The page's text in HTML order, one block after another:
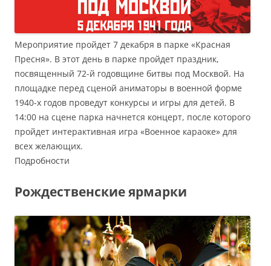
Мероприятие пройдет 7 декабря в парке «Красная
Пресня». В этот день в парке пройдет праздник,
посвященный 72-й годовщине битвы под Москвой. На
площадке перед сценой аниматоры в военной форме
1940-х годов проведут конкурсы и игры для детей. В
14:00 на сцене парка начнется концерт, после которого
пройдет интерактивная игра «Военное караоке» для
всех желающих.
Подробности
Рождественские ярмарки